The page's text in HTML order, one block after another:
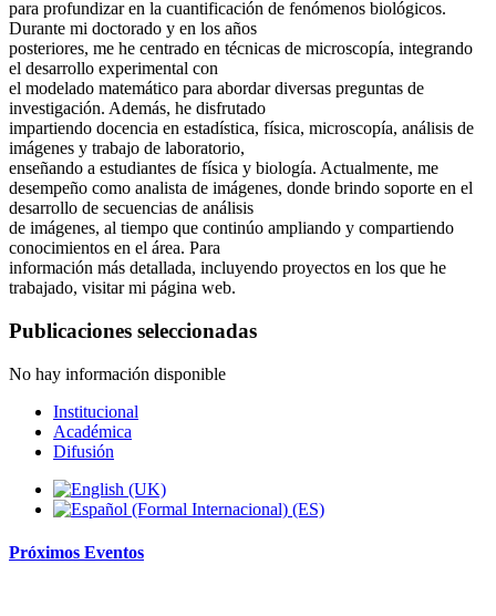
para profundizar en la cuantificación de fenómenos biológicos.
Durante mi doctorado y en los años
posteriores, me he centrado en técnicas de microscopía, integrando
el desarrollo experimental con
el modelado matemático para abordar diversas preguntas de
investigación. Además, he disfrutado
impartiendo docencia en estadística, física, microscopía, análisis de
imágenes y trabajo de laboratorio,
enseñando a estudiantes de física y biología. Actualmente, me
desempeño como analista de imágenes, donde brindo soporte en el
desarrollo de secuencias de análisis
de imágenes, al tiempo que continúo ampliando y compartiendo
conocimientos en el área. Para
información más detallada, incluyendo proyectos en los que he
trabajado, visitar mi página web.
Publicaciones seleccionadas
No hay información disponible
Institucional
Académica
Difusión
Próximos Eventos